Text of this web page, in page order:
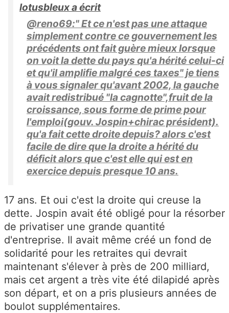
lotusbleux a écrit
@reno69:" Et ce n'est pas une attaque
simplement contre ce gouvernement les
précédents ont fait guère mieux lorsque
on voit la dette du pays qu'a hérité celui-ci
et qu'il amplifie malgré ces taxes" je tiens
à vous signaler qu'avant 2002, la gauche
avait redistribué "la cagnotte",fruit de la
croissance, sous forme de prime pour
l'emploi(gouv. Jospin+chirac président).
qu'a fait cette droite depuis? alors c'est
facile de dire que la droite a hérité du
déficit alors que c'est elle qui est en
exercice depuis presque 10 ans.
17 ans. Et oui c'est la droite qui creuse la
dette. Jospin avait été obligé pour la résorber
de privatiser une grande quantité
d'entreprise. Il avait même créé un fond de
solidarité pour les retraites qui devrait
maintenant s'élever à près de 200 milliard,
mais cet argent a très vite été dilapidé après
son départ, et on a pris plusieurs années de
boulot supplémentaires.